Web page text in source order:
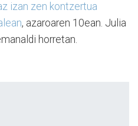
izan zen kontzertua
, azaroaren 10ean. Julia
horretan.